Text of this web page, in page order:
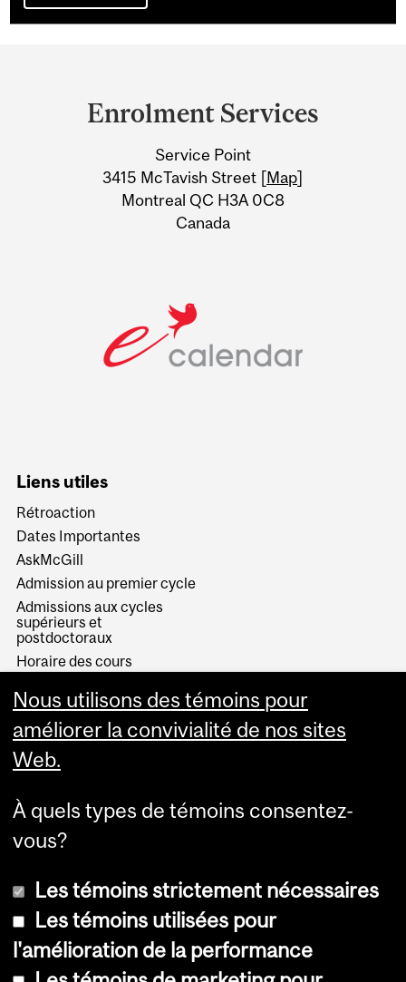
Information
Enrolment Services
Service Point
3415 McTavish Street [Map]
Montreal QC H3A 0C8
Canada
Liens utiles
Rétroaction
Dates Importantes
AskMcGill
Admission au premier cycle
Admissions aux cycles
supérieurs et
postdoctoraux
Horaire des cours
Services aux étudiants
© Université McGill, 2026
Nous utilisons des témoins pour
améliorer la convivialité de nos sites
Web.
À quels types de témoins consentez-
vous?
Les témoins strictement nécessaires
Les témoins utilisées pour
l'amélioration de la performance